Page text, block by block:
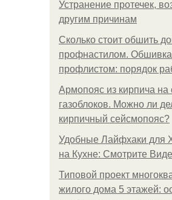
Устранение протечек,
другим причинам
Сколько стоит обшить
профнастилом.
профлистом: порядок
Армопояс из кирпича на
газоблоков. Можно ли
кирпичный сейсмопояс?
Удобные Лайфхаки для
на Кухне: Смотрите
Типовой проект
жилого дома 5 этажей: